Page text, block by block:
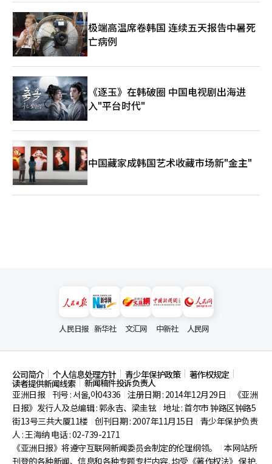
极端高温席卷韩国 连续五天报告中暑死
亡病例
《逐玉》在韩破圈 中国电视剧出海进
入"平台时代"
中国藏家成韩国艺术收藏市场新"金主"
人民日报 新华社 文汇网 中新社 人民网
公司简介 个人信息处理方针 青少年保护政策 著作权规定
读者提供新闻线索
新闻稿件投诉负责人
亚洲日报
刊号 : 서울,아04336 注册日期 : 2014年12月29日
《亚洲
日报》发行人及总编辑 : 郭永吉、梁圭铉 地址 : 首尔市钟路区钟路5
街13号三共大厦11楼 创刊日期 : 2007年11月15日
青少年保护负责
人 : 王海纳 电话 : 02-739-2171
《亚洲日报》将遵守互联网新闻委员会制定的伦理纲领。
本网站所
刊登的各种新闻、信息和各种专题专栏内容, 均受《著作权法》 保护,